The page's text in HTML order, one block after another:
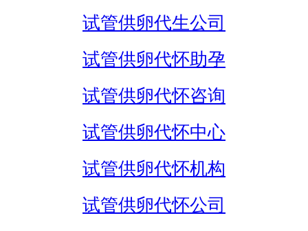
试管供卵代生公司
试管供卵代怀助孕
试管供卵代怀咨询
试管供卵代怀中心
试管供卵代怀机构
试管供卵代怀公司